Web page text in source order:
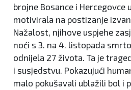
brojne Bosance i Hercegovce
motivirala na postizanje
Nažalost, njihove uspjehe
noći s 3. na 4. listopada
odnijela 27 života. Ta je
i susjedstvu. Pokazujući
malo pokušavali ublažili bol i